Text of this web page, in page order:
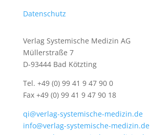
Datenschutz
Verlag Systemische Medizin AG
Müllerstraße 7
D-93444 Bad Kötzting
Tel. +49 (0) 99 41 9 47 90 0
Fax +49 (0) 99 41 9 47 90 18
qi@verlag-systemische-medizin.de
info@verlag-systemische-medizin.de